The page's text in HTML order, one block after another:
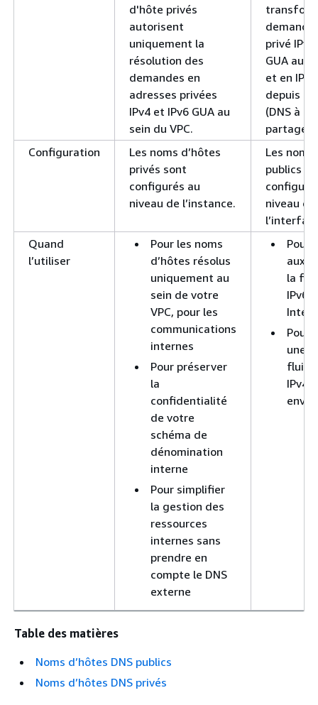
d'hôte privés
autorisent
uniquement la
résolution des
demandes en
adresses privées
IPv4 et IPv6 GUA au
sein du VPC.
privé
GUA au
et en IPs
depuis
(DNS à
partagé).
Configuration
Les noms d’hôtes
privés sont
configurés au
niveau de l’instance.
Les noms
publics
niveau de
Quand
l’utiliser
Pour les noms
d’hôtes résolus
uniquement au
sein de votre
VPC, pour les
communications
internes
Pour préserver
la
confidentialité
de votre
schéma de
dénomination
interne
Pour simplifier
la gestion des
ressources
internes sans
prendre en
compte le DNS
externe
Pour
aux
la
IPv6
Pour
une
IPv4
Table des matières
Noms d’hôtes DNS publics
Noms d’hôtes DNS privés